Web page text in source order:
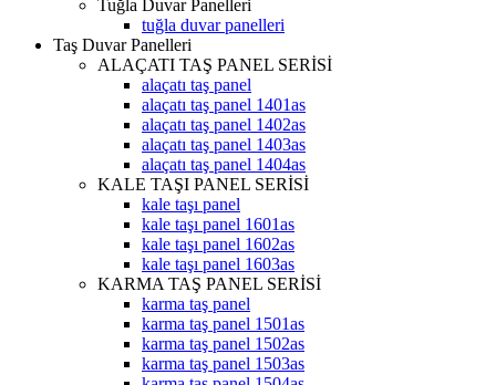
Tuğla Duvar Panelleri
tuğla duvar panelleri
Taş Duvar Panelleri
ALAÇATI TAŞ PANEL SERİSİ
alaçatı taş panel
alaçatı taş panel 1401as
alaçatı taş panel 1402as
alaçatı taş panel 1403as
alaçatı taş panel 1404as
KALE TAŞI PANEL SERİSİ
kale taşı panel
kale taşı panel 1601as
kale taşı panel 1602as
kale taşı panel 1603as
KARMA TAŞ PANEL SERİSİ
karma taş panel
karma taş panel 1501as
karma taş panel 1502as
karma taş panel 1503as